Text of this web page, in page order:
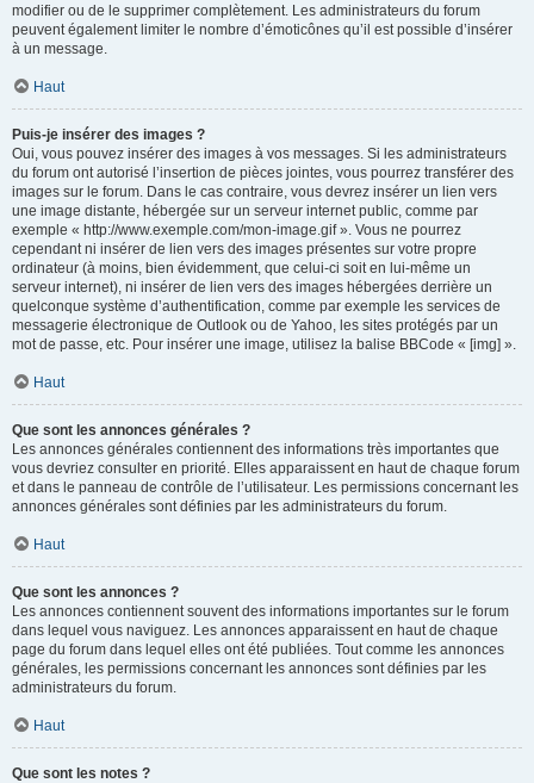
modifier ou de le supprimer complètement. Les administrateurs du forum
peuvent également limiter le nombre d’émoticônes qu’il est possible d’insérer
à un message.
Haut
Puis-je insérer des images ?
Oui, vous pouvez insérer des images à vos messages. Si les administrateurs
du forum ont autorisé l’insertion de pièces jointes, vous pourrez transférer des
images sur le forum. Dans le cas contraire, vous devrez insérer un lien vers
une image distante, hébergée sur un serveur internet public, comme par
exemple « http://www.exemple.com/mon-image.gif ». Vous ne pourrez
cependant ni insérer de lien vers des images présentes sur votre propre
ordinateur (à moins, bien évidemment, que celui-ci soit en lui-même un
serveur internet), ni insérer de lien vers des images hébergées derrière un
quelconque système d’authentification, comme par exemple les services de
messagerie électronique de Outlook ou de Yahoo, les sites protégés par un
mot de passe, etc. Pour insérer une image, utilisez la balise BBCode « [img] ».
Haut
Que sont les annonces générales ?
Les annonces générales contiennent des informations très importantes que
vous devriez consulter en priorité. Elles apparaissent en haut de chaque forum
et dans le panneau de contrôle de l’utilisateur. Les permissions concernant les
annonces générales sont définies par les administrateurs du forum.
Haut
Que sont les annonces ?
Les annonces contiennent souvent des informations importantes sur le forum
dans lequel vous naviguez. Les annonces apparaissent en haut de chaque
page du forum dans lequel elles ont été publiées. Tout comme les annonces
générales, les permissions concernant les annonces sont définies par les
administrateurs du forum.
Haut
Que sont les notes ?